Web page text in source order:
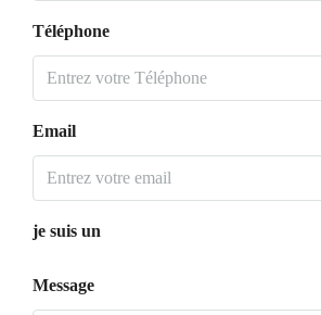
Téléphone
Email
je suis un
Message